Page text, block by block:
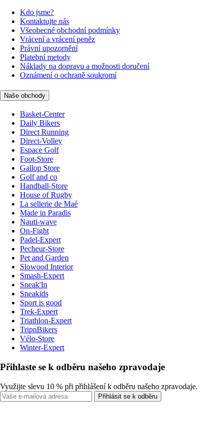
Kdo jsme?
Kontaktujte nás
Všeobecné obchodní podmínky
Vrácení a vrácení peněz
Právní upozornění
Platební metody
Náklady na dopravu a možnosti doručení
Oznámení o ochraně soukromí
Naše obchody
Basket-Center
Daily Bikers
Direct Running
Direct-Volley
Espace Golf
Foot-Store
Gallop Store
Golf and co
Handball-Store
House of Rugby
La sellerie de Maé
Made in Paradis
Nauti-wave
On-Fight
Padel-Expert
Pecheur-Store
Pet and Garden
Slowood Interior
Smash-Expert
Sneak'In
Sneakids
Sport is good
Trek-Expert
Triathlon-Expert
TripnBikers
Vélo-Store
Winter-Expert
Přihlaste se k odběru našeho zpravodaje
Využijte slevu 10 % při přihlášení k odběru našeho zpravodaje.
Přihlásit se k odběru